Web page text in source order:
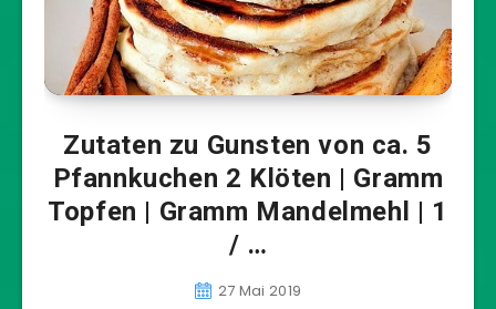
Zutaten zu Gunsten von ca. 5
Pfannkuchen 2 Klöten | Gramm
Topfen | Gramm Mandelmehl | 1
/ …
27 Mai 2019